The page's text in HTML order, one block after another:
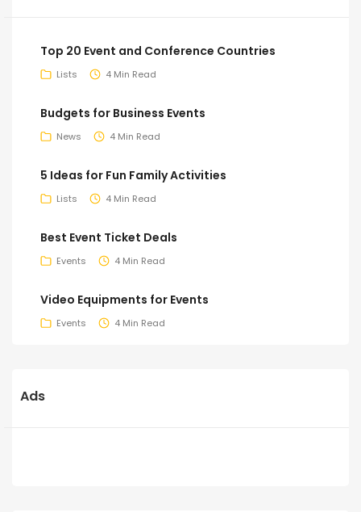
Top 20 Event and Conference Countries
Lists 4 Min Read
Budgets for Business Events
News 4 Min Read
5 Ideas for Fun Family Activities
Lists 4 Min Read
Best Event Ticket Deals
Events 4 Min Read
Video Equipments for Events
Events 4 Min Read
Ads